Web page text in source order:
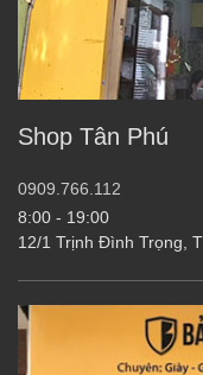
Shop Tân Phú
0909.766.112
8:00 - 19:00
12/1 Trịnh Đình Trọng,